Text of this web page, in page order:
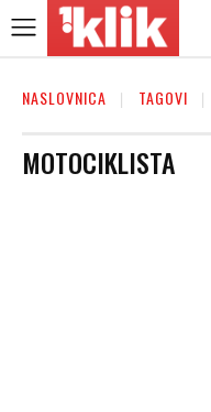
NASLOVNICA TAGOVI
MOTOCIKLISTA